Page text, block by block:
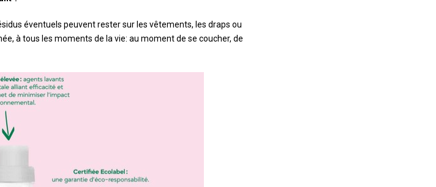
éventuels peuvent rester sur les vêtements, les draps ou
à tous les moments de la vie: au moment de se coucher, de